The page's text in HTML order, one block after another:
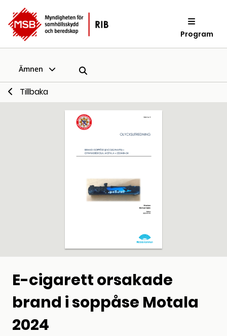
Program
Ämnen
Tillbaka
E-cigarett orsakade
brand i soppåse Motala
2024